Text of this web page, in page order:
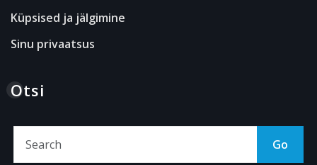
Küpsised ja jälgimine
Sinu privaatsus
Otsi
Go